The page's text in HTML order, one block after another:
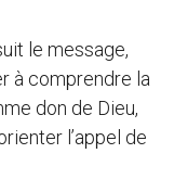
le message,
à comprendre la
don de Dieu,
l’appel de